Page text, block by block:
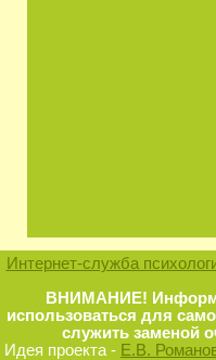
Интернет-служба
ВНИМАНИЕ!
использоваться для
служить заменой
Идея проекта - Е.В.